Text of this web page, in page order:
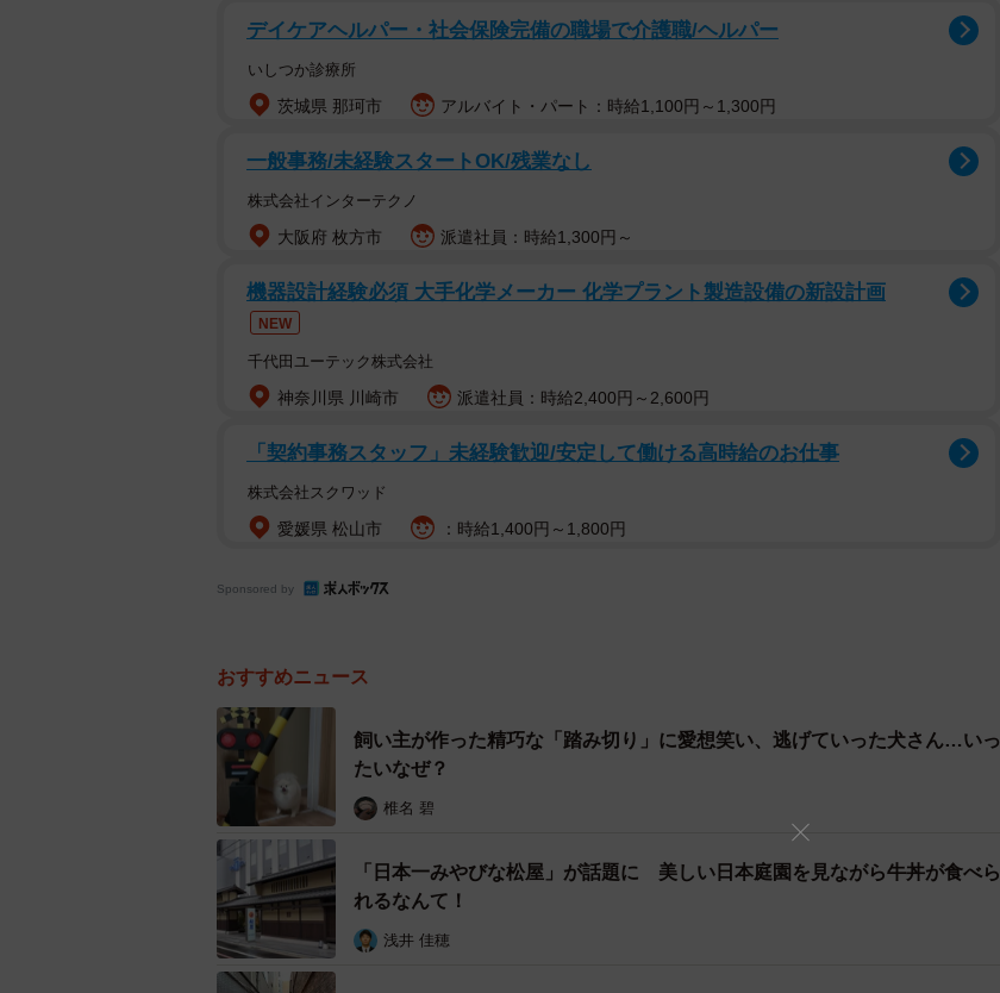
さまざまな色や柄の友禅和紙を使った文房具が並ぶ店内（京都市右京区嵯峨鳥居本六反町）
京都市右京区嵯峨鳥居本にこのほどオープンしたのは、和文具専門店「ADASHINO
HOUSE」（あだしのハウス）。同区に本社を置く和文具メーカー「尚雅堂」が手がける。
で染めた友禅和紙などを使った、朱印帳や和とじのノートといった和紙製品を中心に人気を
デイケアヘルパー・社会保険完備の職場で介護職/ヘルパー
いしつか診療所
茨城県 那珂市 アルバイト・パート：時給1,100円～1,300円
一般事務/未経験スタートOK/残業なし
株式会社インターテクノ
大阪府 枚方市 派遣社員：時給1,300円～
機器設計経験必須 大手化学メーカー 化学プラント製造設備の新設計画
NEW
千代田ユーテック株式会社
神奈川県 川崎市 派遣社員：時給2,400円～2,600円
「契約事務スタッフ」未経験歓迎/安定して働ける高時給のお仕事
株式会社スクワッド
愛媛県 松山市 ：時給1,400円～1,800円
Sponsored by
おすすめニュース
飼い主が作った精巧な「踏み切り」に愛想笑い、逃げていった犬さん…いっ
たいなぜ？
椎名 碧
「日本一みやびな松屋」が話題に 美しい日本庭園を見ながら牛丼が食べら
れるなんて！
浅井 佳穂